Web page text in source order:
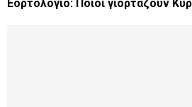
Εορτολόγιο: Ποιοι γιορτάζουν